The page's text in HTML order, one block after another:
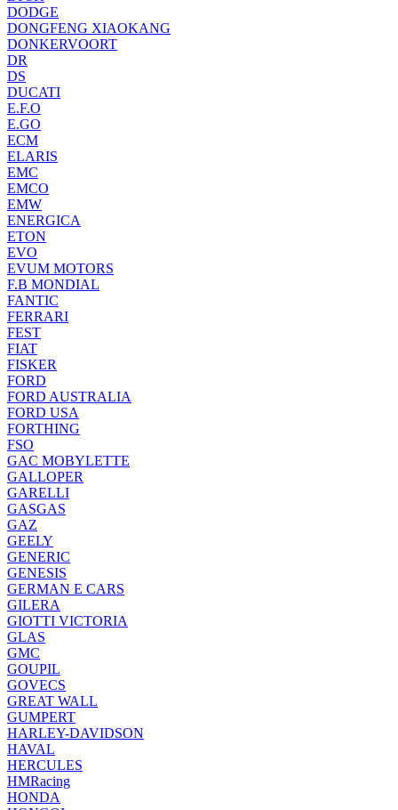
DODGE
DONGFENG XIAOKANG
DONKERVOORT
DR
DS
DUCATI
E.F.O
E.GO
ECM
ELARIS
EMC
EMCO
EMW
ENERGICA
ETON
EVO
EVUM MOTORS
F.B MONDIAL
FANTIC
FERRARI
FEST
FIAT
FISKER
FORD
FORD AUSTRALIA
FORD USA
FORTHING
FSO
GAC MOBYLETTE
GALLOPER
GARELLI
GASGAS
GAZ
GEELY
GENERIC
GENESIS
GERMAN E CARS
GILERA
GIOTTI VICTORIA
GLAS
GMC
GOUPIL
GOVECS
GREAT WALL
GUMPERT
HARLEY-DAVIDSON
HAVAL
HERCULES
HMRacing
HONDA